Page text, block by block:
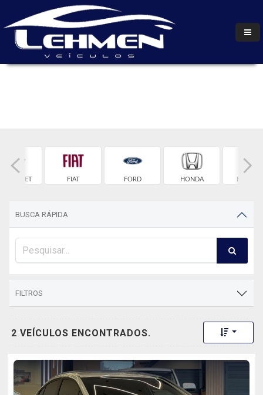
FIAT FORD HONDA
BUSCA RÁPIDA
FILTROS
2 VEÍCULOS ENCONTRADOS. Toggle